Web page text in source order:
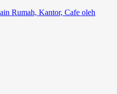
Rumah, Kantor, Cafe oleh